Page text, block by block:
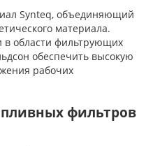
Synteq, объединяющий
материала.
области фильтрующих
обеспечить высокую
рабочих
фильтров